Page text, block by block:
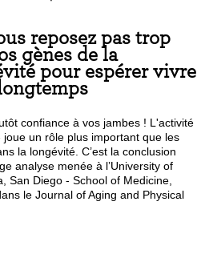
reposez pas trop
gènes de la
pour espérer vivre
confiance à vos jambes ! L'activité
joue un rôle plus important que les
la longévité. C’est la conclusion
analyse menée à l’University of
San Diego - School of Medicine,
le Journal of Aging and Physical